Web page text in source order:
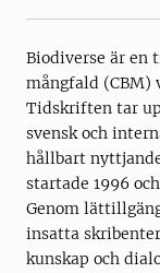
Biodiverse är en
mångfald (CBM)
Tidskriften tar
svensk och
hållbart
startade 1996
Genom
insatta
kunskap och